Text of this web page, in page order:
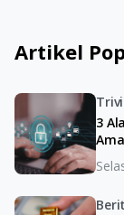
Artikel
3